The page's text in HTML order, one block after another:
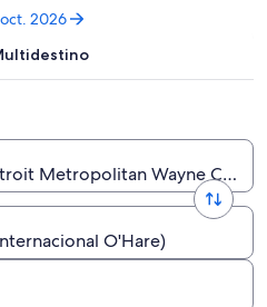
2026
Metropolitan Wayne
O'Hare)